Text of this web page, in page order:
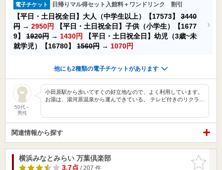
電子チケット 日帰りマル得セット入館料＋ワンドリンク 割引
【平日・土日祝全日】大人（中学生以上）【17573】 3440
円 → 2950円
【平日・土日祝全日】子供（小学生）【1677
9】 1920円 → 1430円
【平日・土日祝全日】幼児（3歳~未
就学児）【16780】 1560円 → 1070円
他にも2種類の電子チケットがあります
50代～
男性
小田原駅から歩いてすぐの好立地なので、よく利用しています。
お湯は、湯河原温泉から運んできている。 テレビ付きのリクラ…
関連情報から探す
お気に入
りに追加
横浜みなとみらい 万葉倶楽部
3.7点/ 207 件